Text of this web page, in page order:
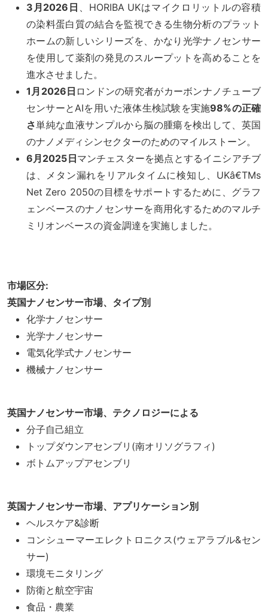
3月2026日
、HORIBA UKはマイクロリットルの容積
の染料蛋白質の結合を監視できる生物分析のプラット
ホームの新しいシリーズを、かなり光学ナノセンサー
を使用して薬剤の発見のスループットを高めることを
進水させました。
1月2026日 ロンドンの研究者がカーボンナノチューブ
センサーとAIを用いた液体生検試験を実施98%の正確
さ単純な血液サンプルから脳の腫瘍を検出して、英国
のナノメディシンセクターのためのマイルストーン。
6月2025日マンチェスターを拠点とするイニシアチブ
は、メタン漏れをリアルタイムに検知し、UKâ€TMs
Net Zero 2050の目標をサポートするために、グラフ
ェンベースのナノセンサーを商用化するためのマルチ
ミリオンベースの資金調達を実施しました。
市場区分:
英国ナノセンサー市場、タイプ別
化学ナノセンサー
光学ナノセンサー
電気化学式ナノセンサー
機械ナノセンサー
英国ナノセンサー市場、テクノロジーによる
分子自己組立
トップダウンアセンブリ(南オリソグラフィ)
ボトムアップアセンブリ
英国ナノセンサー市場、アプリケーション別
ヘルスケア&診断
コンシューマーエレクトロニクス(ウェアラブル&セン
サー)
環境モニタリング
防衛と航空宇宙
食品・農業